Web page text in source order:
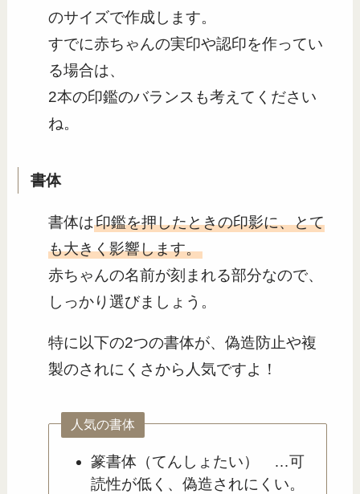
のサイズで作成します。
すでに赤ちゃんの実印や認印を作ってい
る場合は、
2本の印鑑のバランスも考えてください
ね。
書体
書体は印鑑を押したときの印影に、とて
も大きく影響します。
赤ちゃんの名前が刻まれる部分なので、
しっかり選びましょう。
特に以下の2つの書体が、偽造防止や複
製のされにくさから人気ですよ！
人気の書体
篆書体（てんしょたい） …可
読性が低く、偽造されにくい。